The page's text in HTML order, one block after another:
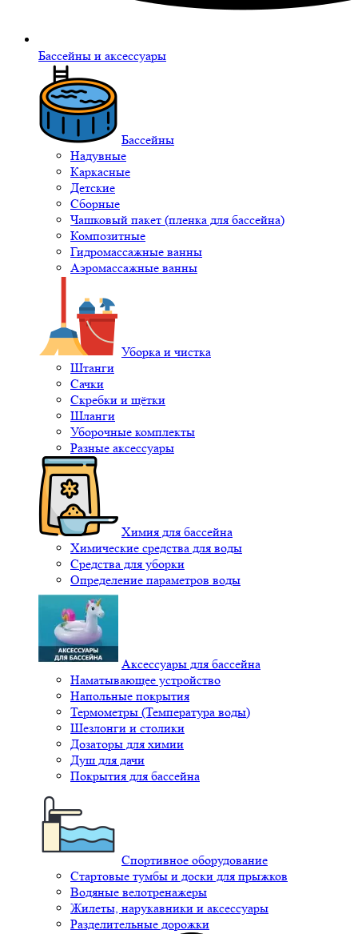
Бассейны и аксессуары
Бассейны
Надувные
Каркасные
Детские
Сборные
Чашковый пакет (пленка для бассейна)
Композитные
Гидромассажные ванны
Аэромассажные ванны
Уборка и чистка
Штанги
Сачки
Скребки и щётки
Шланги
Уборочные комплекты
Разные аксессуары
Химия для бассейна
Химические средства для воды
Средства для уборки
Определение параметров воды
Аксессуары для бассейна
Наматывающее устройство
Напольные покрытия
Термометры (Температура воды)
Шезлонги и столики
Дозаторы для химии
Душ для дачи
Покрытия для бассейна
Спортивное оборудование
Стартовые тумбы и доски для прыжков
Водяные велотренажеры
Жилеты, нарукавники и аксессуары
Разделительные дорожки